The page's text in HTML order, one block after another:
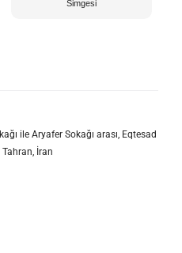
Simgesi
ile Aryafer Sokağı arası, Eqtesad
Tahran, İran